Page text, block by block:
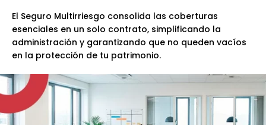
El Seguro Multirriesgo consolida las coberturas
esenciales en un solo contrato, simplificando la
administración y garantizando que no queden vacíos
en la protección de tu patrimonio.